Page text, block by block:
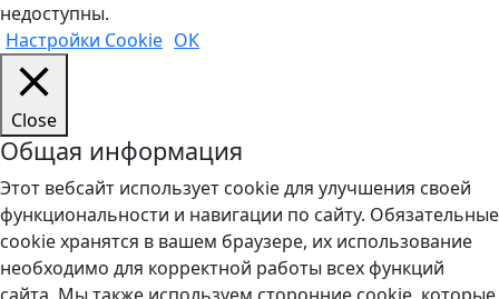
недоступны.
Настройки Cookie ОК
Close
Общая информация
Этот вебсайт использует cookie для улучшения своей
функциональности и навигации по сайту. Обязательные
cookie хранятся в вашем браузере, их использование
необходимо для корректной работы всех функций